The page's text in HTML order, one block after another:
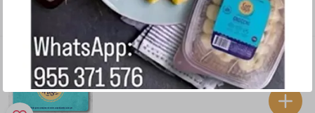
Gift Card Capo di Pasta
Tarjeta S/ 50
S/ 50.00